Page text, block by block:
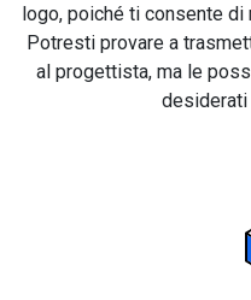
logo, poiché ti consente
Potresti provare a
al progettista, ma le
desiderati